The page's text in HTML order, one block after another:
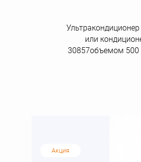
или
30857объемом 500
Акция